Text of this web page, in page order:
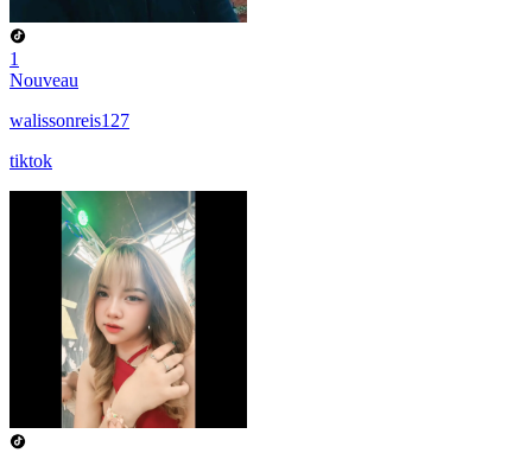
1
Nouveau
walissonreis127
tiktok